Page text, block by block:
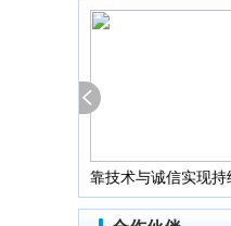
靠技术与诚信实现持
——访重庆国际投资